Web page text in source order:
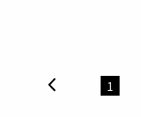
賣古柯鹼、海洛因A級毒
2024年9月提前獲釋。
1